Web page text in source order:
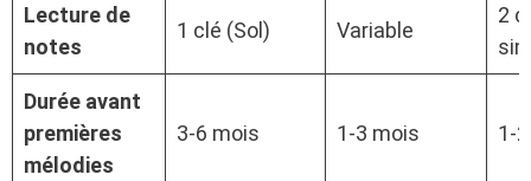
Lecture de
notes
1 clé (Sol) Variable
2
Durée avant
premières
mélodies
3-6 mois 1-3 mois 1-